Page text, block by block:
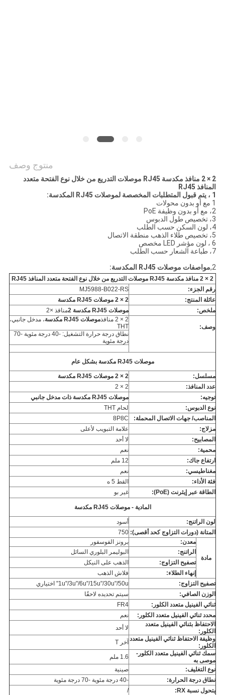
منتوج وصف
2 × 2 منافذ مكدسة RJ45 موصلات التدريع من خلال نوع الفتحة متعدد
المنافذ RJ45
1 ، يتم قبول المتطلبات المخصصة لموصلات RJ45 المكدسة:
1 مع أو بدون محولات
2، مع أو بدون وظيفة PoE
3، تخصيص طول الدبوس
4، لون السكن حسب الطلب
5، تخصيص طلاء الذهب منطقة الاتصال
6 ، لون مؤشر LED مخصص
7، طباعة الشعار حسب الطلب
2,مواصفات موصلات RJ45 المكدسة:
2 × 2 منافذ مكدسة RJ45 موصلات التدريع من خلال نوع الفتحة متعدد المنافذ RJ45
رقم الجزء:
MJ5988-B022-RS
عائلة المنتج:
2 × 2 موصلات RJ45 مكدسة
ملخص:
موصلات RJ45 مكدسة 2 منافذ ×2
وصف:
2 × 2 منافذ موصلات RJ45 مكدسة
، مدخل جانبي،
THT
نطاق درجة حرارة التشغيل: -40 درجة مئوية -70
درجة مئوية
موصلات RJ45 مكدسة بشكل عام
مسلسل:
2 × 2 موصلات RJ45 مكدسة
عدد المنافذ:
2 × 2
توجيه:
موصلات RJ45 مكدسة ذات مدخل جانبي
نوع الدبوس:
لحام THT
المناصب/ جهات الاتصال المحملة:
8P8C
مزلاج:
علامة التبويب لأعلى
المصابيح:
لا أحد
محمية:
نعم
ارتفاع جاك:
12 ملم
مغناطيسي:
نعم
فئة الأداء:
القط 5 ه
الطاقة عبر إيثرنت (PoE):
غير بو
المادية - موصلات RJ45 مكدسة
لون الراتنج:
أسود
المتانة (دورات التزاوج كحد أقصى): 750
مادة
معدن:
برونز الفوسفور
الراتنج:
البوليمر البلوري السائل
تصفيح التزاوج:
الذهب على النيكل
إنهاء الطلاء:
فلاش الذهب
تصفيح التزاوج:
1u"/3u"/6u"/15u"/30u"/50u" اختياري
الوزن الصافي:
سيتم تحديده لاحقًا
ثنائي الفينيل متعدد الكلور:
FR4
محدد ثنائي الفينيل متعدد الكلور:
نعم
الاحتفاظ بثنائي الفينيل متعدد
الكلور:
لا أحد
وظيفة الاحتفاظ ثنائي الفينيل متعدد
الكلور:
آخر T
سمك ثنائي الفينيل متعدد الكلور-
موصى به
1.6 ملم
نوع التغليف:
صينية
نطاق درجة الحرارة:
-40 درجة مئوية -70 درجة مئوية
يتحول نسبة RX:
/